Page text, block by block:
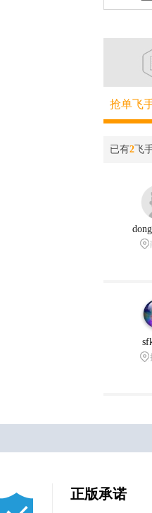
抢单飞
已有2 飞
正版承诺